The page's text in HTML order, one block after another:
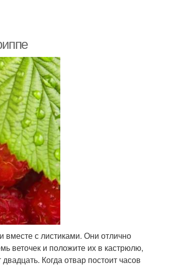
с листиками. Они отлично
веточек и положите их в кастрюлю,
Когда отвар постоит часов